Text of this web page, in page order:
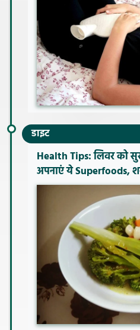
डाइट
Health Tips: लिवर को
अपनाएं ये Superfoods,